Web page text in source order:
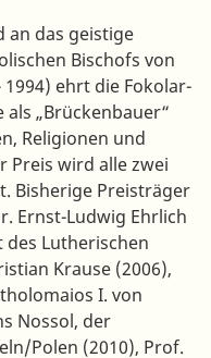
an das geistige
Bischofs von
ehrt die Fokolar-
„Brückenbauer“
Religionen und
Preis wird alle zwei
Bisherige Preisträger
Ernst-Ludwig Ehrlich
des Lutherischen
Krause (2006),
I. von
Nossol, der
Polen (2010), Prof.